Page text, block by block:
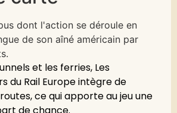
dont l'action se déroule en
de son aîné américain par
et les ferries, Les
du Rail Europe intègre de
ce qui apporte au jeu une
de chance.